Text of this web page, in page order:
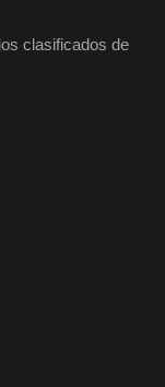
clasificados de